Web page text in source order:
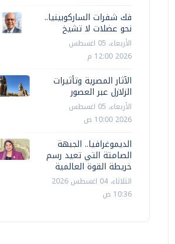
فك شفرات الساركوبينيا..
نحو عضلات لا تشيخ
الأربعاء، 05 اغسطس
2026 12:00 م
الآثار المصرية وتأثيرات
الزلازل عبر العصور
الأربعاء، 05 اغسطس
2026 10:00 ص
الديموغرافيا.. الجبهة
الصامتة التي تعيد رسم
خريطة القوة العالمية
الثلاثاء، 04 اغسطس 2026
10:36 ص